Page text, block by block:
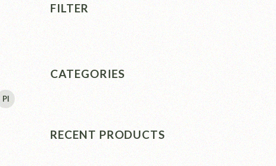
PI
FILTER
CATEGORIES
RECENT PRODUCTS